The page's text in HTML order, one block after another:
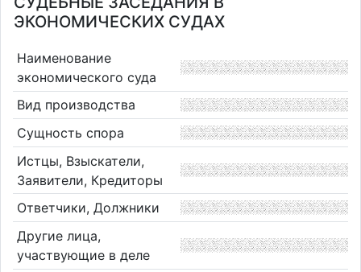
ЭКОНОМИЧЕСКИХ СУДАХ
Наименование
экономического суда
Вид производства
Сущность спора
Истцы, Взыскатели,
Заявители, Кредиторы
Ответчики, Должники
Другие лица,
участвующие в деле